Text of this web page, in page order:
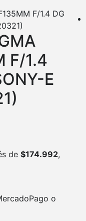
F/1.4
E
de $174.992,
o